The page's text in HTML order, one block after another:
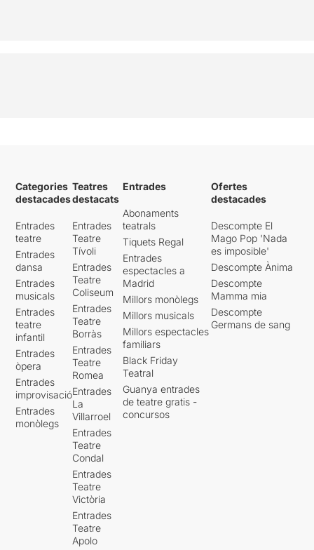
Categories
destacades
Entrades
teatre
Entrades
dansa
Entrades
musicals
Entrades
teatre
infantil
Entrades
òpera
Entrades
improvisació
Entrades
monòlegs
Teatres
destacats
Entrades
Teatre
Tívoli
Entrades
Teatre
Coliseum
Entrades
Teatre
Borràs
Entrades
Teatre
Romea
Entrades
La
Villarroel
Entrades
Teatre
Condal
Entrades
Teatre
Victòria
Entrades
Teatre
Apolo
Entrades
Abonaments
teatrals
Tiquets Regal
Entrades
espectacles a
Madrid
Millors monòlegs
Millors musicals
Millors espectacles
familiars
Black Friday
Teatral
Guanya entrades
de teatre gratis -
concursos
Ofertes
destacades
Descompte El
Mago Pop 'Nada
es imposible'
Descompte Ànima
Descompte
Mamma mia
Descompte
Germans de sang